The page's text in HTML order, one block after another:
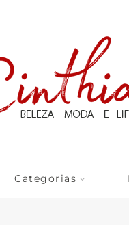
Categorias